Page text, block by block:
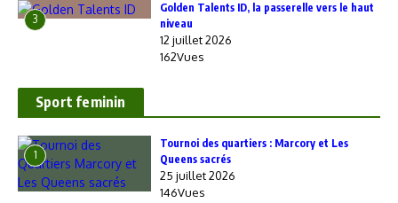
3
Golden Talents ID, la passerelle vers le haut
niveau
12 juillet 2026
162Vues
Sport feminin
1
‎Tournoi des quartiers : Marcory et Les
Queens sacrés
25 juillet 2026
146Vues